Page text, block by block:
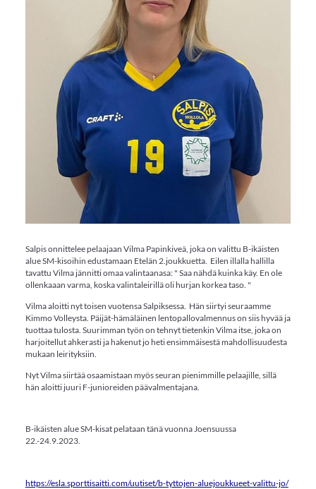
Salpis onnittelee pelaajaan Vilma Papinkiveä, joka on valittu B-ikäisten
alue SM-kisoihin edustamaan Etelän 2.joukkuetta. Eilen illalla hallilla
tavattu Vilma jännitti omaa valintaanasa: " Saa nähdä kuinka käy. En ole
ollenkaaan varma, koska valintaleirillä oli hurjan korkea taso. "
Vilma aloitti nyt toisen vuotensa Salpiksessa. Hän siirtyi seuraamme
Kimmo Volleysta. Päijät-hämäläinen lentopallovalmennus on siis hyvää ja
tuottaa tulosta. Suurimman työn on tehnyt tietenkin Vilma itse, joka on
harjoitellut ahkerasti ja hakenut jo heti ensimmäisestä mahdollisuudesta
mukaan leirityksiin.
Nyt Vilma siirtää osaamistaan myös seuran pienimmille pelaajille, sillä
hän aloitti juuri F-junioreiden päävalmentajana.
B-ikäisten alue SM-kisat pelataan tänä vuonna Joensuussa
22.-24.9.2023.
https://esla.sporttisaitti.com/uutiset/b-tyttojen-aluejoukkueet-valittu-jo/